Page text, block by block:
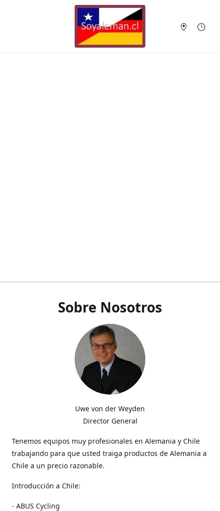
Sobre Nosotros
Uwe von der Weyden
Director General
Tenemos equipos muy profesionales en Alemania y Chile
trabajando para que usted traiga productos de Alemania a
Chile a un precio razonable.
Introducción a Chile:
- ABUS Cycling